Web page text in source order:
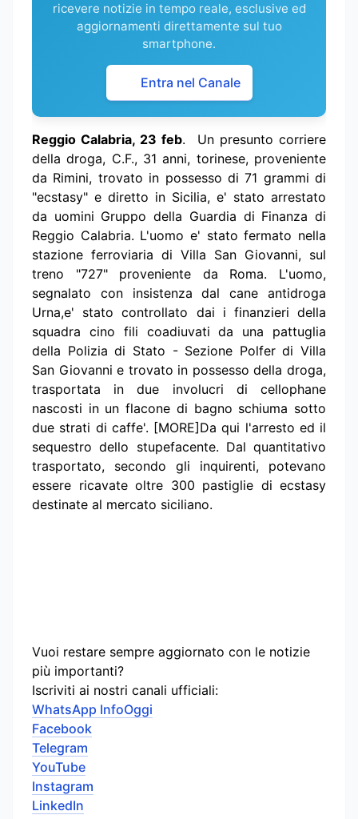
ricevere notizie in tempo reale, esclusive ed
aggiornamenti direttamente sul tuo
smartphone.
Entra nel Canale
Reggio Calabria, 23 feb. Un presunto corriere
della droga, C.F., 31 anni, torinese, proveniente
da Rimini, trovato in possesso di 71 grammi di
"ecstasy" e diretto in Sicilia, e' stato arrestato
da uomini Gruppo della Guardia di Finanza di
Reggio Calabria. L'uomo e' stato fermato nella
stazione ferroviaria di Villa San Giovanni, sul
treno "727" proveniente da Roma. L'uomo,
segnalato con insistenza dal cane antidroga
Urna,e' stato controllato dai i finanzieri della
squadra cino fili coadiuvati da una pattuglia
della Polizia di Stato - Sezione Polfer di Villa
San Giovanni e trovato in possesso della droga,
trasportata in due involucri di cellophane
nascosti in un flacone di bagno schiuma sotto
due strati di caffe'. [MORE]Da qui l'arresto ed il
sequestro dello stupefacente. Dal quantitativo
trasportato, secondo gli inquirenti, potevano
essere ricavate oltre 300 pastiglie di ecstasy
destinate al mercato siciliano.
Vuoi restare sempre aggiornato con le notizie
più importanti?
Iscriviti ai nostri canali ufficiali:
WhatsApp InfoOggi
Facebook
Telegram
YouTube
Instagram
LinkedIn